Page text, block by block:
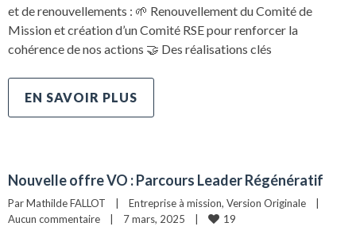
et de renouvellements : 🌱 Renouvellement du Comité de
Mission et création d’un Comité RSE pour renforcer la
cohérence de nos actions 🤝 Des réalisations clés
EN SAVOIR PLUS
Nouvelle offre VO : Parcours Leader Régénératif
Par Mathilde FALLOT Entreprise à mission, Version Originale
Aucun commentaire
7 mars, 2025 19